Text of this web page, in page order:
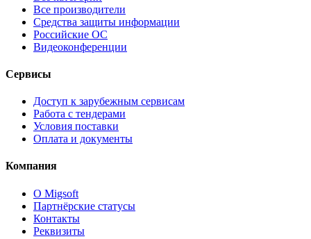
Все производители
Средства защиты информации
Российские ОС
Видеоконференции
Сервисы
Доступ к зарубежным сервисам
Работа с тендерами
Условия поставки
Оплата и документы
Компания
О Migsoft
Партнёрские статусы
Контакты
Реквизиты